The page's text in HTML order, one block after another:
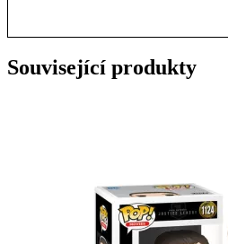
Související produkty